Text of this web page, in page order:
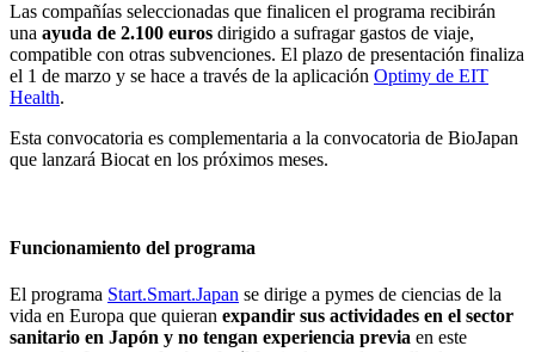
Las compañías seleccionadas que finalicen el programa recibirán
una ayuda de 2.100 euros dirigido a sufragar gastos de viaje,
compatible con otras subvenciones. El plazo de presentación finaliza
el 1 de marzo y se hace a través de la aplicación Optimy de EIT
Health.
Esta convocatoria es complementaria a la convocatoria de BioJapan
que lanzará Biocat en los próximos meses.
Funcionamiento del programa
El programa Start.Smart.Japan se dirige a pymes de ciencias de la
vida en Europa que quieran expandir sus actividades en el sector
sanitario en Japón y no tengan experiencia previa en este